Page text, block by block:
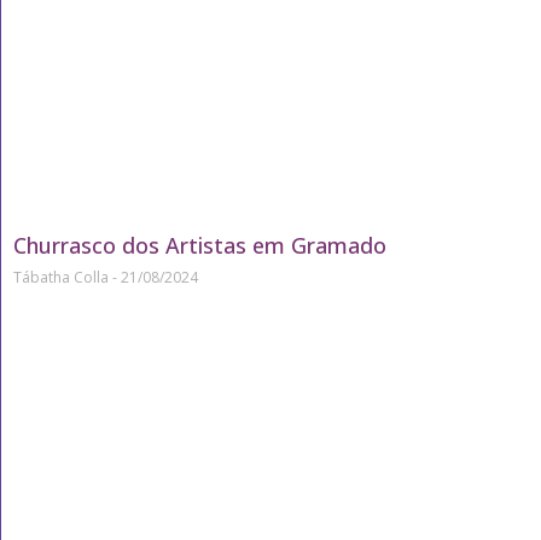
Churrasco dos Artistas em Gramado
Tábatha Colla 21/08/2024